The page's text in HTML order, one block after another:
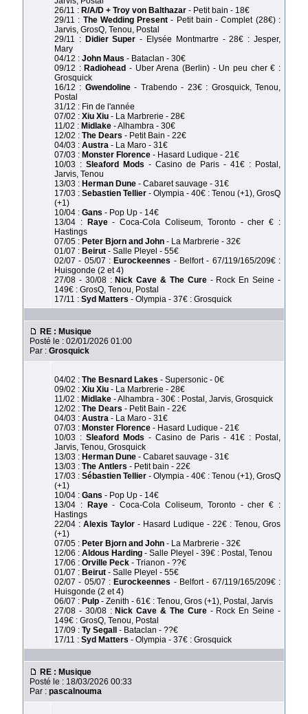
26/11 : R/A/D + Troy von Balthazar - Petit bain - 18€
29/11 : The Wedding Present - Petit bain - Complet (28€) :
Jarvis, GrosQ, Tenou, Postal
29/11 : Didier Super - Elysée Montmartre - 28€ : Jesper,
Mary
04/12 : John Maus - Bataclan - 30€
09/12 :Radiohead - Uber Arena (Berlin) - Un peu cher € :
Grosquick
16/12 : Gwendoline- Trabendo - 23€ : Grosquick, Tenou,
Postal
31/12 : Fin de l'année
07/02 : Xiu Xiu - La Marbrerie - 28€
11/02 : Midlake - Alhambra - 30€
12/02 : The Dears - Petit Bain - 22€
04/03 : Austra - La Maro - 31€
07/03 : Monster Florence - Hasard Ludique - 21€
10/03 : Sleaford Mods - Casino de Paris - 41€ : Postal,
Jarvis, Tenou
13/03 : Herman Dune - Cabaret sauvage - 31€
17/03 : Sebastien Tellier - Olympia - 40€ : Tenou (+1), GrosQ
(+1)
10/04 : Gans - Pop Up - 14€
13/04 : Raye- Coca-Cola Coliseum, Toronto - cher € :
Hastings
07/05 : Peter Bjorn and John - La Marbrerie - 32€
01/07 : Beirut - Salle Pleyel - 55€
02/07 - 05/07 :Eurockeennes - Belfort - 67/119/165/209€ :
Huisgonde (2 et 4)
27/08 - 30/08 :Nick Cave & The Cure- Rock En Seine -
149€ : GrosQ, Tenou, Postal
17/11 : Syd Matters - Olympia - 37€ : Grosquick
RE : Musique
Posté le : 02/01/2026 01:00
Par : Grosquick
04/02 : The Besnard Lakes - Supersonic - 0€
09/02 : Xiu Xiu - La Marbrerie - 28€
11/02 : Midlake - Alhambra - 30€ : Postal, Jarvis, Grosquick
12/02 : The Dears - Petit Bain - 22€
04/03 : Austra - La Maro - 31€
07/03 : Monster Florence - Hasard Ludique - 21€
10/03 : Sleaford Mods - Casino de Paris - 41€ : Postal,
Jarvis, Tenou, Grosquick
13/03 : Herman Dune - Cabaret sauvage - 31€
13/03 : The Antlers - Petit bain - 22€
17/03 : Sébastien Tellier - Olympia - 40€ : Tenou (+1), GrosQ
(+1)
10/04 : Gans - Pop Up - 14€
13/04 : Raye- Coca-Cola Coliseum, Toronto - cher € :
Hastings
22/04 : Alexis Taylor - Hasard Ludique - 22€ : Tenou, Gros
(+1)
07/05 : Peter Bjorn and John - La Marbrerie - 32€
12/06 : Aldous Harding - Salle Pleyel - 39€ : Postal, Tenou
17/06 : Orville Peck - Trianon - ??€
01/07 : Beirut - Salle Pleyel - 55€
02/07 - 05/07 :Eurockeennes - Belfort - 67/119/165/209€ :
Huisgonde (2 et 4)
06/07 : Pulp - Zenith - 61€ : Tenou, Gros (+1), Postal, Jarvis
27/08 - 30/08 :Nick Cave & The Cure- Rock En Seine -
149€ : GrosQ, Tenou, Postal
17/09 : Ty Segall - Bataclan - ??€
17/11 : Syd Matters - Olympia - 37€ : Grosquick
RE : Musique
Posté le : 18/03/2026 00:33
Par : pascalnouma